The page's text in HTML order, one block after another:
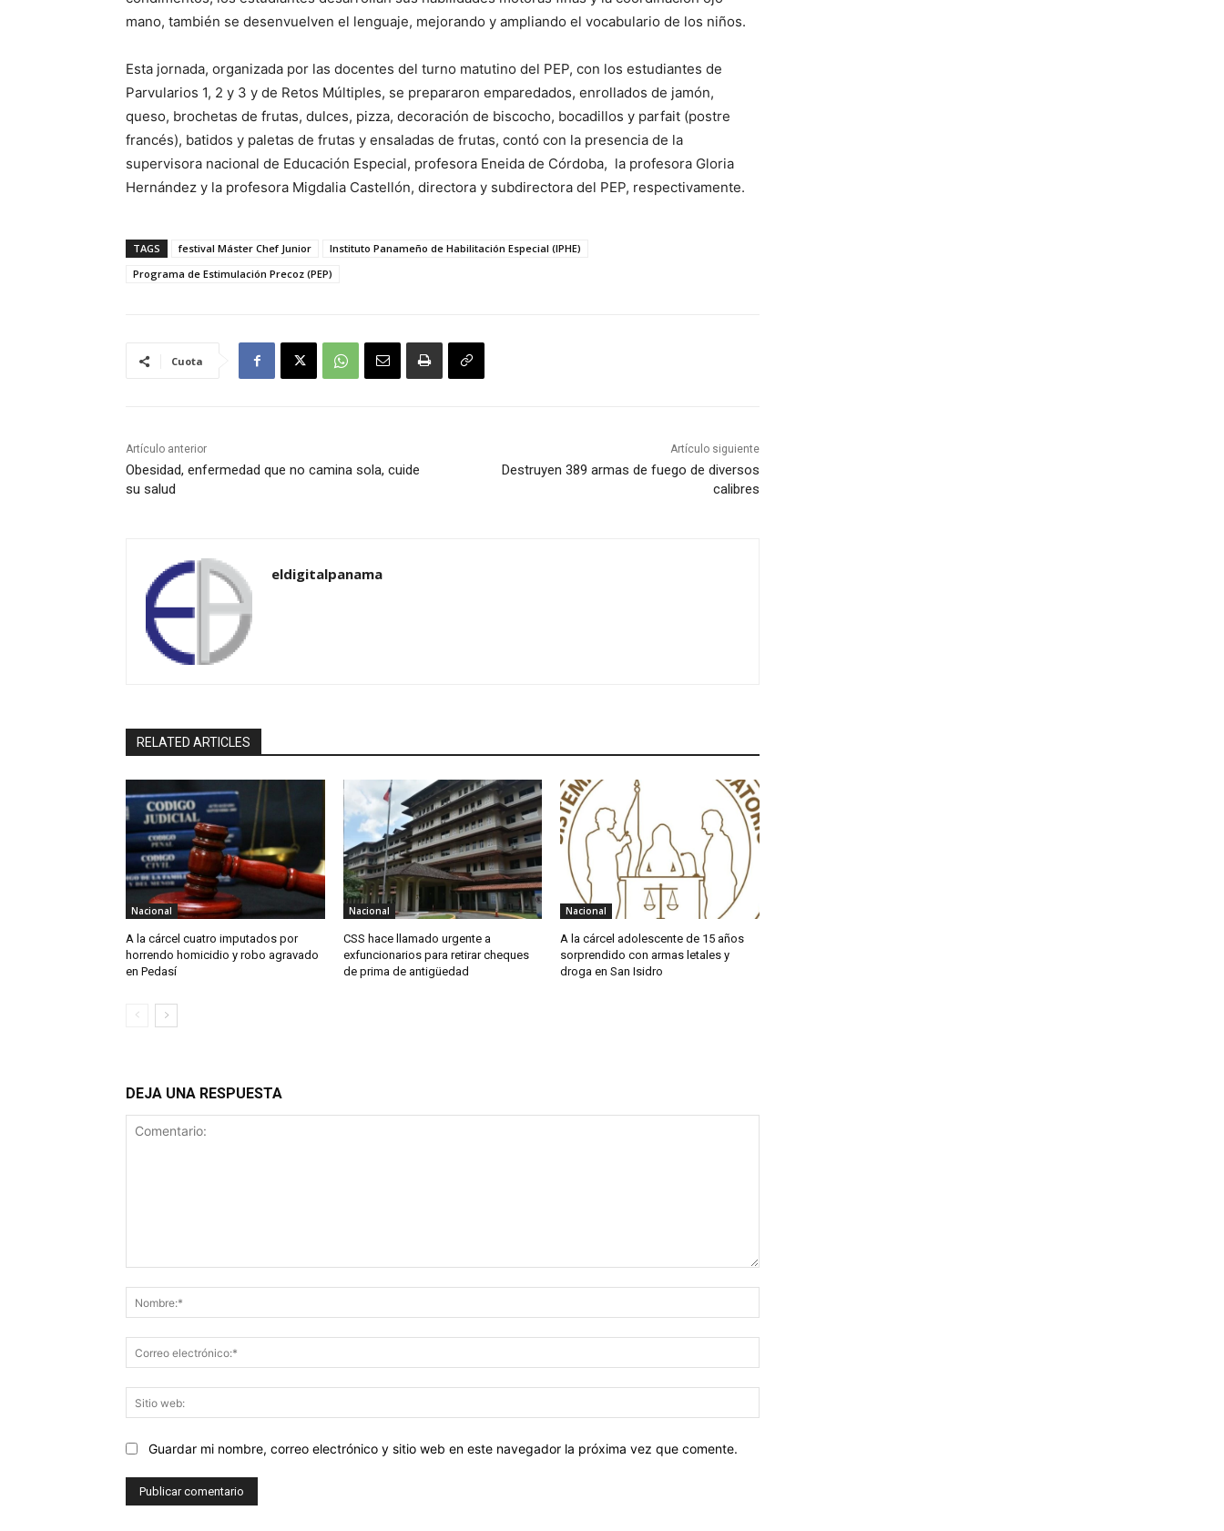
mano, también se desenvuelven el lenguaje, mejorando y ampliando el vocabulario de los niños.
Esta jornada, organizada por las docentes del turno matutino del PEP, con los estudiantes de
Parvularios 1, 2 y 3 y de Retos Múltiples, se prepararon emparedados, enrollados de jamón,
queso, brochetas de frutas, dulces, pizza, decoración de biscocho, bocadillos y parfait (postre
francés), batidos y paletas de frutas y ensaladas de frutas, contó con la presencia de la
supervisora nacional de Educación Especial, profesora Eneida de Córdoba, la profesora Gloria
Hernández y la profesora Migdalia Castellón, directora y subdirectora del PEP, respectivamente.
TAGS festival Máster Chef Junior
Instituto Panameño de Habilitación Especial (IPHE)
Programa de Estimulación Precoz (PEP)
Cuota
Artículo anterior
Obesidad, enfermedad que no camina sola, cuide
su salud
Artículo siguiente
Destruyen 389 armas de fuego de diversos
calibres
eldigitalpanama
RELATED ARTICLES
Nacional
A la cárcel cuatro imputados por
horrendo homicidio y robo agravado
en Pedasí
Nacional
CSS hace llamado urgente a
exfuncionarios para retirar cheques
de prima de antigüedad
Nacional
A la cárcel adolescente de 15 años
sorprendido con armas letales y
droga en San Isidro
DEJA UNA RESPUESTA
electrónico:*
web:
Guardar mi nombre, correo electrónico y sitio web en este navegador la próxima vez que comente.